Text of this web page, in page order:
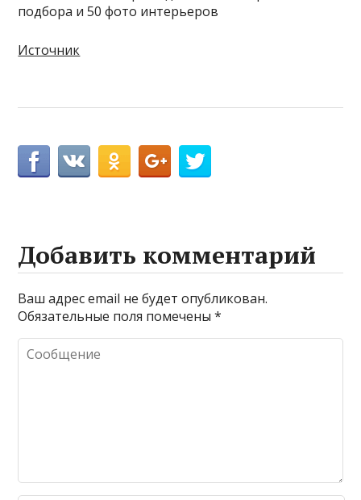
Источник
Добавить комментарий
Ваш адрес email не будет опубликован.
Обязательные поля помечены*